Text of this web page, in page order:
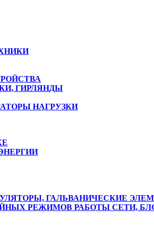
ГИРЛЯНДЫ
НАГРУЗКИ
ГАЛЬВАНИЧЕСКИЕ
РЕЖИМОВ РАБОТЫ СЕТИ,